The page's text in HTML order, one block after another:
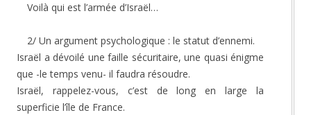
Voilà qui est l’armée d’Israël…
2/ Un argument psychologique : le statut d’ennemi.
Israël a dévoilé une faille sécuritaire, une quasi énigme
que -le temps venu- il faudra résoudre.
Israël, rappelez-vous, c’est de long en large la
superficie l’île de France.